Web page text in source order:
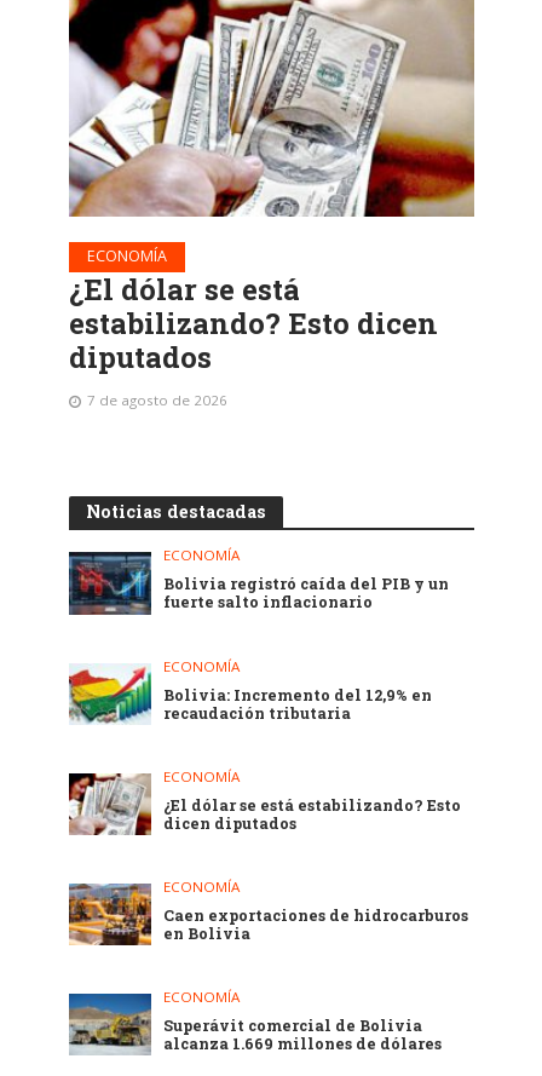
ECONOMÍA
¿El dólar se está
estabilizando? Esto dicen
diputados
7 de agosto de 2026
Noticias destacadas
ECONOMÍA
Bolivia registró caída del PIB y un
fuerte salto inflacionario
ECONOMÍA
Bolivia: Incremento del 12,9% en
recaudación tributaria
ECONOMÍA
¿El dólar se está estabilizando? Esto
dicen diputados
ECONOMÍA
Caen exportaciones de hidrocarburos
en Bolivia
ECONOMÍA
Superávit comercial de Bolivia
alcanza 1.669 millones de dólares